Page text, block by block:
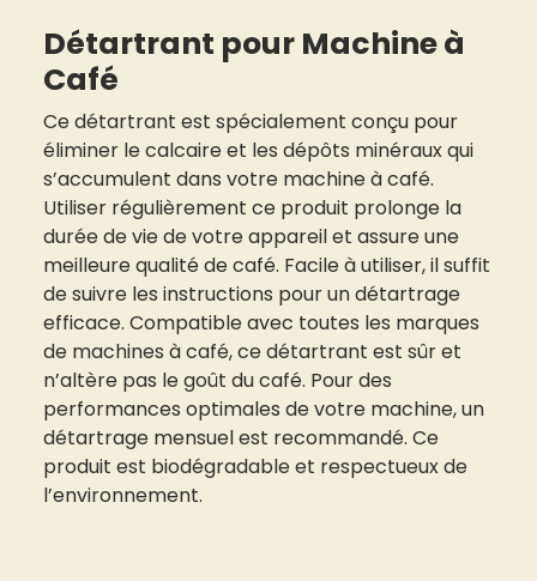
Détartrant pour Machine à
Café
Ce détartrant est spécialement conçu pour
éliminer le calcaire et les dépôts minéraux qui
s’accumulent dans votre machine à café.
Utiliser régulièrement ce produit prolonge la
durée de vie de votre appareil et assure une
meilleure qualité de café. Facile à utiliser, il suffit
de suivre les instructions pour un détartrage
efficace. Compatible avec toutes les marques
de machines à café, ce détartrant est sûr et
n’altère pas le goût du café. Pour des
performances optimales de votre machine, un
détartrage mensuel est recommandé. Ce
produit est biodégradable et respectueux de
l’environnement.